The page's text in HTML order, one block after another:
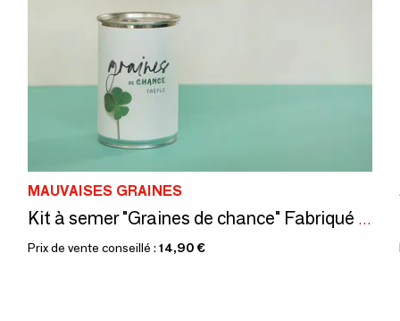
MAUVAISES GRAINES
Kit à semer "Graines de chance" Fabriqué en France
Prix de vente conseillé : 14,90 €